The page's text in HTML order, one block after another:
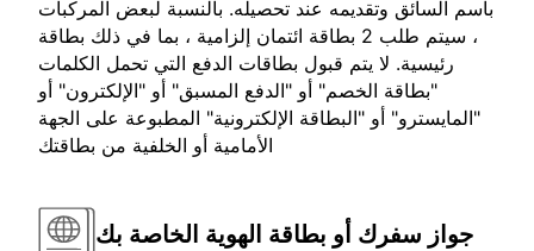
باسم السائق وتقديمه عند تحصيله. بالنسبة لبعض المركبات
، سيتم طلب 2 بطاقة ائتمان إلزامية ، بما في ذلك بطاقة
رئيسية. لا يتم قبول بطاقات الدفع التي تحمل الكلمات
"بطاقة الخصم" أو "الدفع المسبق" أو "الإلكترون" أو
"المايسترو" أو "البطاقة الإلكترونية" المطبوعة على الجهة
الأمامية أو الخلفية من بطاقتك
جواز سفرك أو بطاقة الهوية الخاصة بك